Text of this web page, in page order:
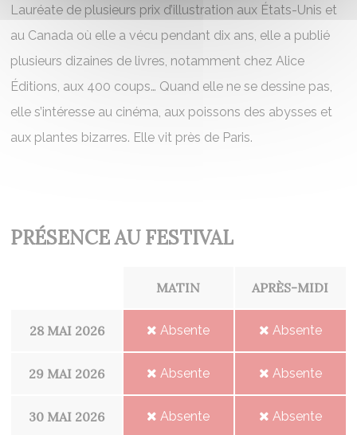
Lauréate de plusieurs prix d’illustration aux États-Unis et
au Canada où elle a vécu pendant dix ans, elle a publié
plusieurs dizaines de livres, notamment chez Alice
Éditions, aux 400 coups… Quand elle ne se dessine pas,
elle s’intéresse au cinéma, aux poissons des abysses et
aux plantes bizarres. Elle vit près de Paris.
PRÉSENCE AU FESTIVAL
MATIN APRÈS-MIDI
28 MAI 2026 Absente Absente
29 MAI 2026 Absente Absente
30 MAI 2026 Absente Absente